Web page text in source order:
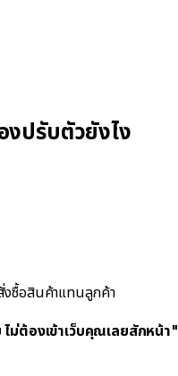
ปรับตัวยังไง
ม่ต้องเข้าเว็บคุณเลยสักหน้า"